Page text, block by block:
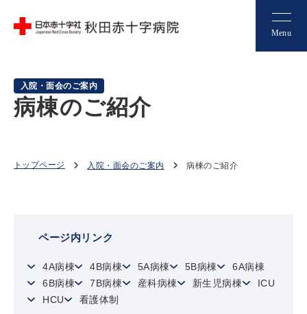
Menu
入院・面会のご案内
病棟のご紹介
トップページ 入院・面会のご案内 病棟のご紹介
ページ内リンク
4A病棟 4B病棟 5A病棟 5B病棟
6A病棟
6B病棟
7B病棟 産科病棟 新生児病棟
ICU
HCU
看護体制